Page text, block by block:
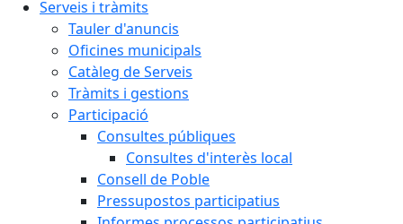
Serveis i tràmits
Tauler d'anuncis
Oficines municipals
Catàleg de Serveis
Tràmits i gestions
Participació
Consultes públiques
Consultes d'interès local
Consell de Poble
Pressupostos participatius